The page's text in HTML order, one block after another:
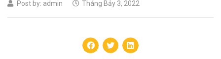
Post by: admin Tháng Bảy 3, 2022